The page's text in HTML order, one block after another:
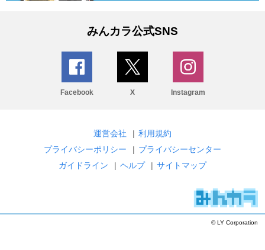
みんカラ公式SNS
Facebook X Instagram
運営会社 | 利用規約
プライバシーポリシー
| プライバシーセンター
ガイドライン
| ヘルプ | サイトマップ
© LY Corporation